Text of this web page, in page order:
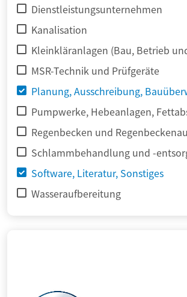
Dienstleistungsunternehmen
Kanalisation
Kleinkläranlagen (Bau, Betrieb
MSR-Technik und Prüfgeräte
Planung, Ausschreibung,
Pumpwerke, Hebeanlagen,
Regenbecken und
Schlammbehandlung und -
Software, Literatur, Sonstiges
Wasseraufbereitung